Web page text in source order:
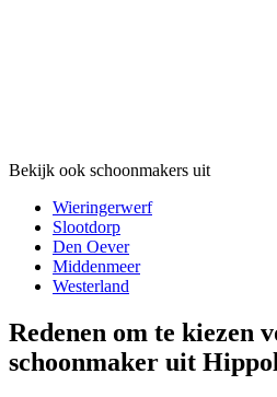
Bekijk ook schoonmakers uit
Wieringerwerf
Slootdorp
Den Oever
Middenmeer
Westerland
Redenen om te kiezen
schoonmaker uit